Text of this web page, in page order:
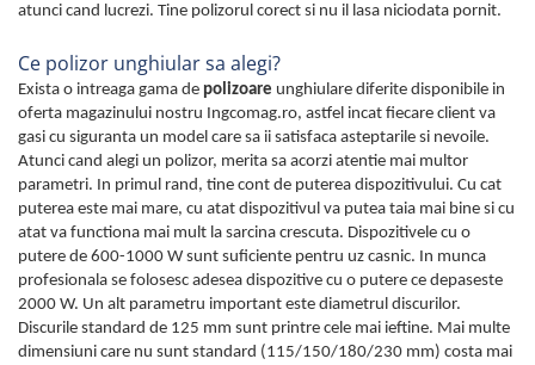
atunci cand lucrezi. Tine polizorul corect si nu il lasa niciodata pornit.
Ce polizor unghiular sa alegi?
Exista o intreaga gama de polizoare unghiulare diferite disponibile in
oferta magazinului nostru Ingcomag.ro, astfel incat fiecare client va
gasi cu siguranta un model care sa ii satisfaca asteptarile si nevoile.
Atunci cand alegi un polizor, merita sa acorzi atentie mai multor
parametri. In primul rand, tine cont de puterea dispozitivului. Cu cat
puterea este mai mare, cu atat dispozitivul va putea taia mai bine si cu
atat va functiona mai mult la sarcina crescuta. Dispozitivele cu o
putere de 600-1000 W sunt suficiente pentru uz casnic. In munca
profesionala se folosesc adesea dispozitive cu o putere ce depaseste
2000 W. Un alt parametru important este diametrul discurilor.
Discurile standard de 125 mm sunt printre cele mai ieftine. Mai multe
dimensiuni care nu sunt standard (115/150/180/230 mm) costa mai